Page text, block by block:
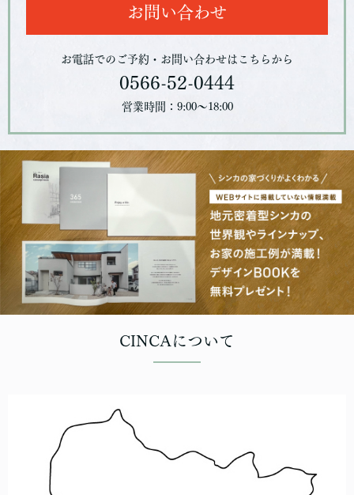
お問い合わせ
お電話でのご予約・お問い合わせはこちらから
0566-52-0444
営業時間：9:00～18:00
CINCAについて